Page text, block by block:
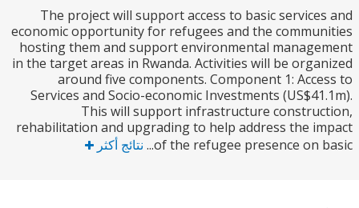
The project will support access to basic
economic opportunity for refugees and the
hosting them and support environmental
in the target areas in Rwanda. Activities will be
around five components. Component 1:
Services and Socio-economic Investments
This will support infrastructure
rehabilitation and upgrading to help address the
of the refugee presence on
نتائج أكثر